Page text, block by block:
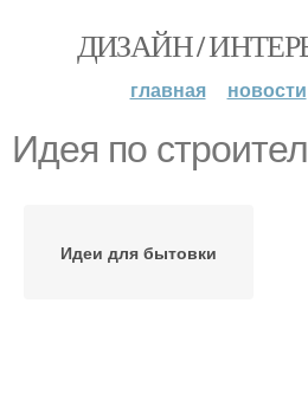
ДИЗАЙН /
главная новости
Идея по
Идеи для бытовки